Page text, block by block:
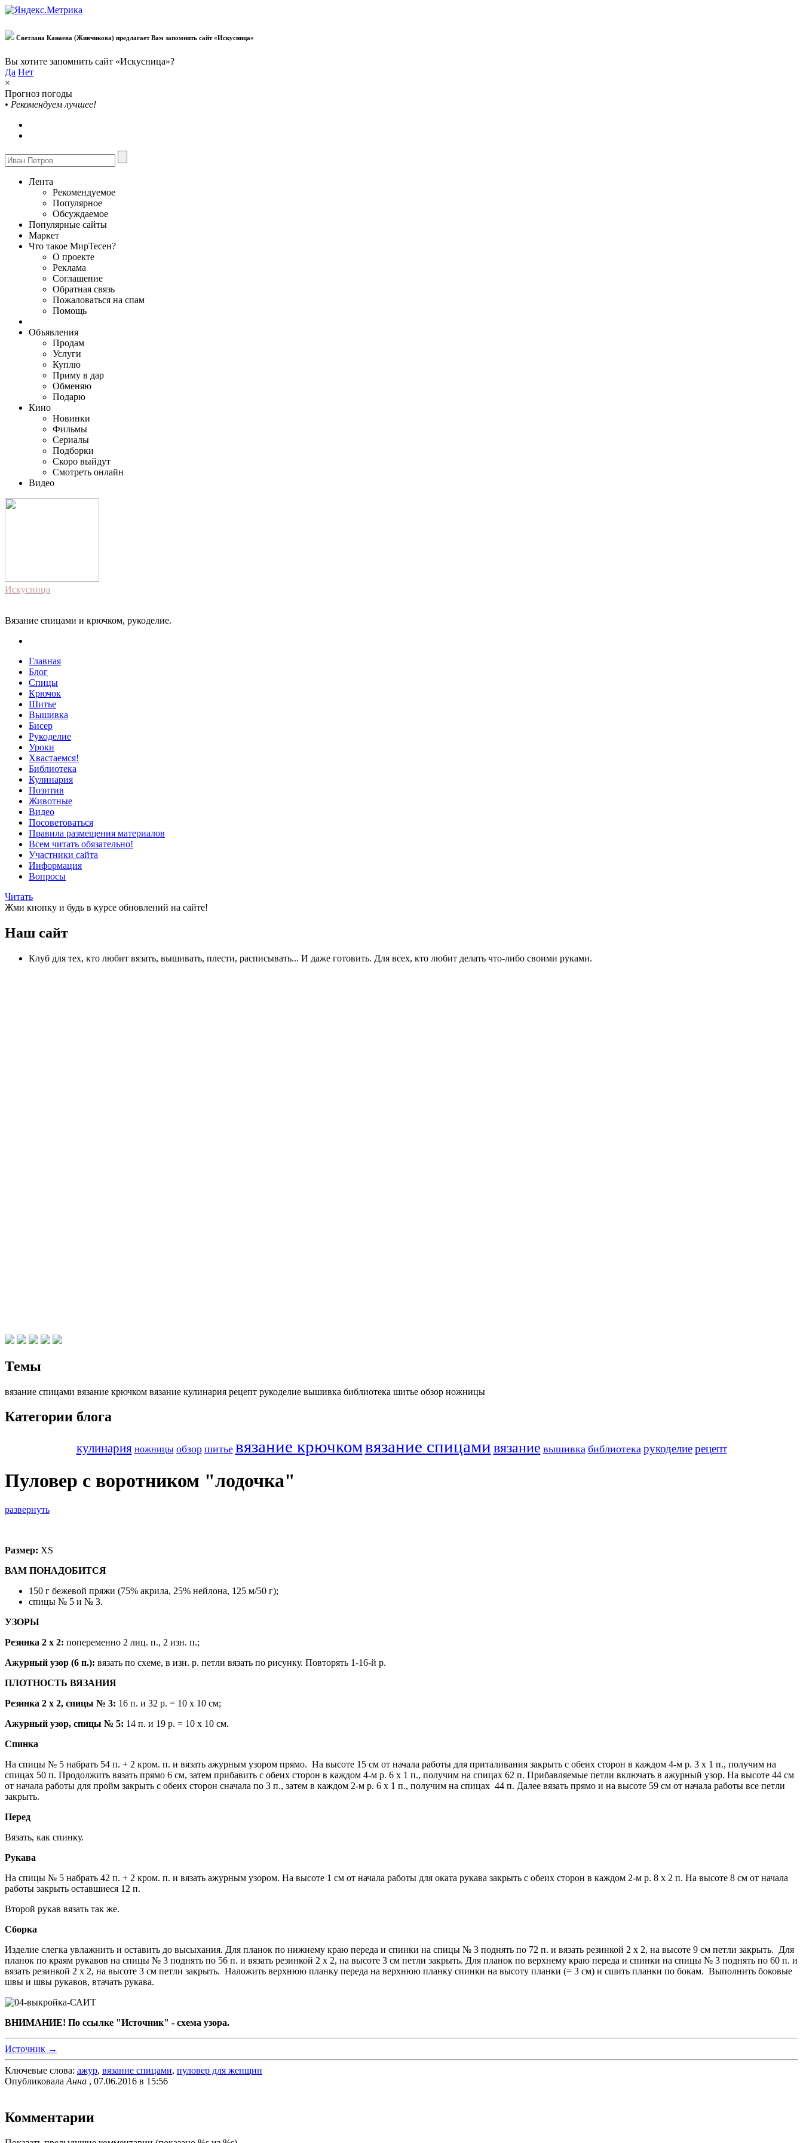
Светлана Канаева (Живчикова) предлагает Вам запомнить сайт «Искусница»
Вы хотите запомнить сайт «Искусница»?
Да Нет
×
Прогноз погоды
• Рекомендуем лучшее!
Лента
Рекомендуемое
Популярное
Обсуждаемое
Популярные сайты
Маркет
Что такое МирТесен?
О проекте
Реклама
Соглашение
Обратная связь
Пожаловаться на спам
Помощь
Объявления
Продам
Услуги
Куплю
Приму в дар
Обменяю
Подарю
Кино
Новинки
Фильмы
Сериалы
Подборки
Скоро выйдут
Смотреть онлайн
Видео
Искусница
Вязание спицами и крючком, рукоделие.
Главная
Блог
Спицы
Крючок
Шитье
Вышивка
Бисер
Рукоделие
Уроки
Хвастаемся!
Библиотека
Кулинария
Позитив
Животные
Видео
Посоветоваться
Правила размещения материалов
Всем читать обязательно!
Участники сайта
Информация
Вопросы
Читать
Жми кнопку и будь в курсе обновлений на сайте!
Наш сайт
Клуб для тех, кто любит вязать, вышивать, плести, расписывать... И даже готовить. Для всех, кто любит делать что-либо своими руками.
Темы
вязание спицами вязание крючком вязание кулинария рецепт рукоделие вышивка библиотека шитье обзор ножницы
Категории блога
кулинария ножницы обзор шитье вязание крючкомвязание спицамивязание вышивка библиотека рукоделие рецепт
Пуловер с воротником "лодочка"
развернуть
Размер: ХS
ВАМ ПОНАДОБИТСЯ
150 г бежевой пряжи (75% акрила, 25% нейлона, 125 м/50 г);
спицы № 5 и № 3.
УЗОРЫ
Резинка 2 х 2: попеременно 2 лиц. п., 2 изн. п.;
Ажурный узор (6 п.): вязать по схеме, в изн. р. петли вязать по рисунку. Повторять 1-16-й р.
ПЛОТНОСТЬ ВЯЗАНИЯ
Резинка 2 х 2, спицы № 3: 16 п. и 32 р. = 10 х 10 см;
Ажурный узор, спицы № 5: 14 п. и 19 р. = 10 х 10 см.
Спинка
На спицы № 5 набрать 54 п. + 2 кром. п. и вязать ажурным узором прямо. На высоте 15 см от начала работы для приталивания закрыть с обеих сторон в каждом 4-м р. 3 х 1 п., получим на
спицах 50 п. Продолжить вязать прямо 6 см, затем прибавить с обеих сторон в каждом 4-м р. 6 х 1 п., получим на спицах 62 п. Прибавляемые петли включать в ажурный узор. На высоте 44 см
от начала работы для пройм закрыть с обеих сторон сначала по 3 п., затем в каждом 2-м р. 6 х 1 п., получим на спицах 44 п. Далее вязать прямо и на высоте 59 см от начала работы все петли
закрыть.
Перед
Вязать, как спинку.
Рукава
На спицы № 5 набрать 42 п. + 2 кром. п. и вязать ажурным узором. На высоте 1 см от начала работы для ока­та рукава закрыть с обеих сторон в каждом 2-м р. 8 х 2 п. На высоте 8 см от начала
работы закрыть оставшиеся 12 п.
Второй рукав вязать так же.
Сборка
Изделие слегка увлажнить и оставить до высыхания. Для планок по нижнему краю переда и спинки на спицы № 3 поднять по 72 п. и вязать резинкой 2 х 2, на высоте 9 см петли закрыть. Для
планок по краям рукавов на спицы № 3 поднять по 56 п. и вязать резинкой 2 х 2, на высоте 3 см петли закрыть. Для планок по верхнему краю переда и спинки на спицы № 3 поднять по 60 п. и
вязать резинкой 2 х 2, на высоте 3 см петли закрыть. Наложить верхнюю планку переда на верхнюю планку спинки на высоту планки (= 3 см) и сшить планки по бокам. Выполнить боковые
швы и швы рукавов, втачать рукава.
ВНИМАНИЕ! По ссылке "Источник" - схема узора.
Источник →
Ключевые слова: ажур, вязание спицами, пуловер для женщин
Опубликовала Анна , 07.06.2016 в 15:56
Комментарии